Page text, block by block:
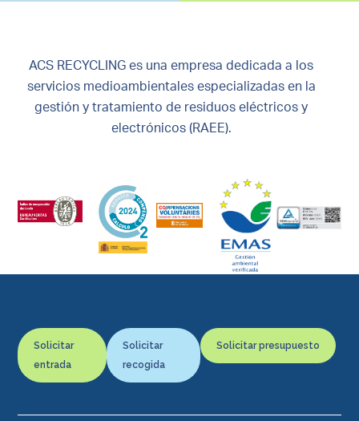
ACS RECYCLING es una empresa dedicada a los
servicios medioambientales especializadas en la
gestión y tratamiento de residuos eléctricos y
electrónicos (RAEE).
Solicitar
entrada
Solicitar
recogida
Solicitar presupuesto